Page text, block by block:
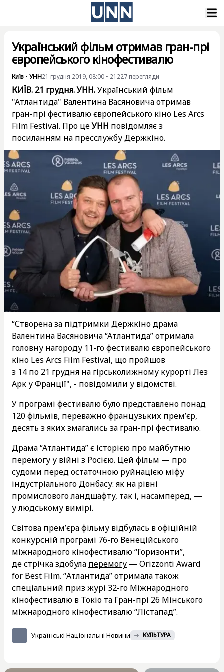
Український фільм отримав гран-прі
європейського кінофестивалю
Київ • УНН21 грудня 2019, 08:00 • 21227 перегляди
КИЇВ. 21 грудня. УНН.Український фільм
"Атлантида" Валентина Васяновича отримав
гран-прі фестивалю європейського кіно Les Arcs
Film Festival. Про цеУНН повідомляє з
посиланням на пресслужбу Держкіно.
“Створена за підтримки Держкіно драма
Валентина Васяновича “Атлантида” отримала
головну нагороду 11-го фестивалю європейського
кіно Les Arcs Film Festival, що пройшов
з 14 по 21 грудня на гірськолижному курорті Лез
Арк у Франції", - повідомили у відомстві.
У програмі фестивалю було представлено понад
120 фільмів, переважно французьких прем’єр,
десять з яких змагались за гран-прі фестивалю.
Драма “Атлантида” є історією про майбутню
перемогу у війні з Росією. Цей фільм — про
судоми перед остаточною руйнацією міфу
індустріального Донбасу: як на рівні
промислового ландшафту, так і, насамперед, —
у людському вимірі.
Світова прем’єра фільму відбулась в офіційній
конкурсній програмі 76-го Венеційського
міжнародного кінофестивалю “Горизонти”,
де стрічка здобула перемогу — Orizzonti Award
for Best Film. “Атлантида” отримала також
спеціальний приз журі 32-го Міжнародного
кінофестивалю в Токіо та Гран-прі 26 Мінського
міжнародного кінофестивалю “Лістапад”.
Українські Національні Новини КУЛЬТУРА